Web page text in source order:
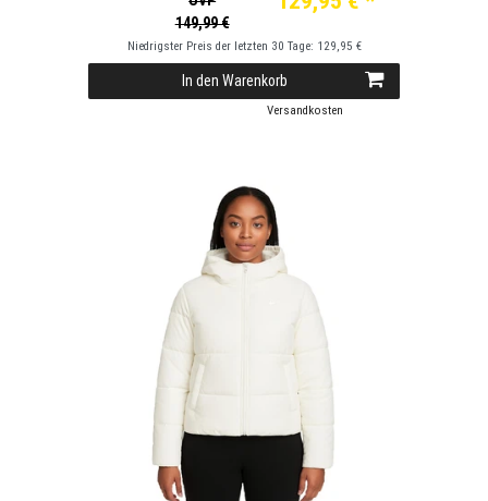
149,99 €
Niedrigster Preis der letzten 30 Tage: 129,95 €
In den Warenkorb
Versandkosten